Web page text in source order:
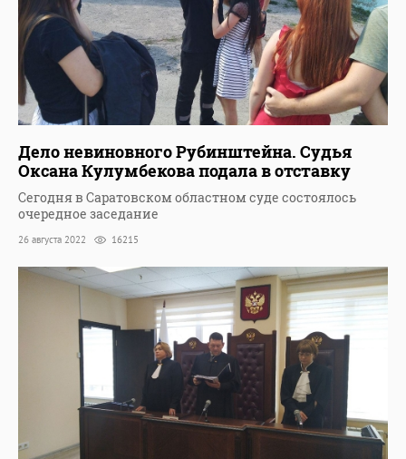
Дело невиновного Рубинштейна. Судья
Оксана Кулумбекова подала в отставку
Сегодня в Саратовском областном суде состоялось
очередное заседание
26 августа 2022 16215